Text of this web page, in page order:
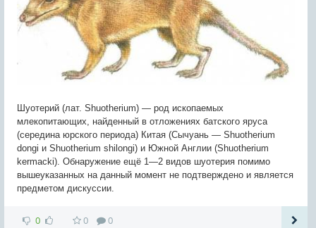
Шуотерий (лат. Shuotherium) — род ископаемых
млекопитающих, найденный в отложениях батского яруса
(середина юрского периода) Китая (Сычуань — Shuotherium
dongi и Shuotherium shilongi) и Южной Англии (Shuotherium
kermacki). Обнаружение ещё 1—2 видов шуотерия помимо
вышеуказанных на данный момент не подтверждено и является
предметом дискуссии.
0 0 0